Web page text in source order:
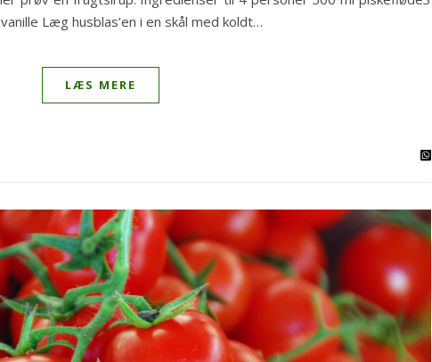
Læg husblas’en i en skål med koldt…
LÆS MERE